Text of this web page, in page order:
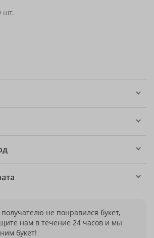
шт.
получателю не понравился букет,
нам в течение 24 часов и мы
букет!